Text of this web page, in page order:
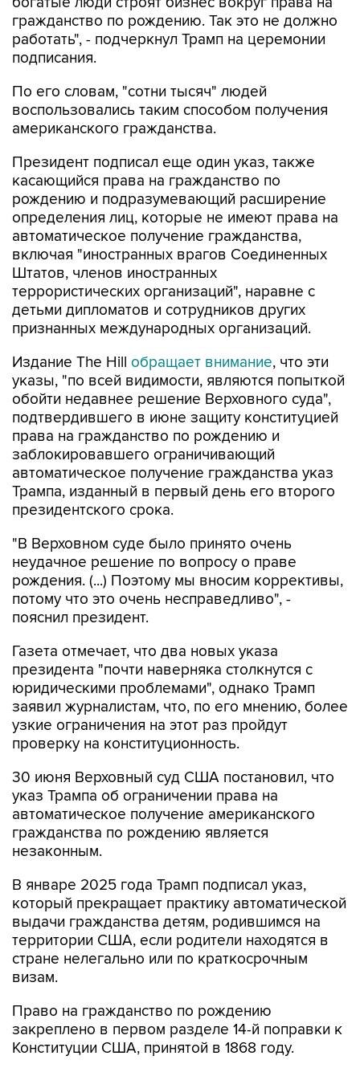
гражданство по рождению. Так это не должно
работать", - подчеркнул Трамп на церемонии
подписания.
По его словам, "сотни тысяч" людей
воспользовались таким способом получения
американского гражданства.
Президент подписал еще один указ, также
касающийся права на гражданство по
рождению и подразумевающий расширение
определения лиц, которые не имеют права на
автоматическое получение гражданства,
включая "иностранных врагов Соединенных
Штатов, членов иностранных
террористических организаций", наравне с
детьми дипломатов и сотрудников других
признанных международных организаций.
Издание The Hill обращает внимание, что эти
указы, "по всей видимости, являются попыткой
обойти недавнее решение Верховного суда",
подтвердившего в июне защиту конституцией
права на гражданство по рождению и
заблокировавшего ограничивающий
автоматическое получение гражданства указ
Трампа, изданный в первый день его второго
президентского срока.
"В Верховном суде было принято очень
неудачное решение по вопросу о праве
рождения. (...) Поэтому мы вносим коррективы,
потому что это очень несправедливо", -
пояснил президент.
Газета отмечает, что два новых указа
президента "почти наверняка столкнутся с
юридическими проблемами", однако Трамп
заявил журналистам, что, по его мнению, более
узкие ограничения на этот раз пройдут
проверку на конституционность.
30 июня Верховный суд США постановил, что
указ Трампа об ограничении права на
автоматическое получение американского
гражданства по рождению является
незаконным.
В январе 2025 года Трамп подписал указ,
который прекращает практику автоматической
выдачи гражданства детям, родившимся на
территории США, если родители находятся в
стране нелегально или по краткосрочным
визам.
Право на гражданство по рождению
закреплено в первом разделе 14-й поправки к
Конституции США, принятой в 1868 году.